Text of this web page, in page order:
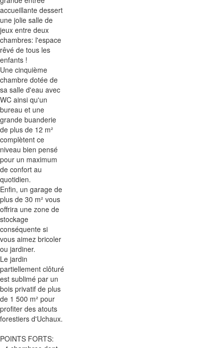
accueillante dessert
une jolie salle de
jeux entre deux
chambres: l'espace
rêvé de tous les
enfants !
Une cinquième
chambre dotée de
sa salle d'eau avec
WC ainsi qu'un
bureau et une
grande buanderie
de plus de 12 m²
complètent ce
niveau bien pensé
pour un maximum
de confort au
quotidien.
Enfin, un garage de
plus de 30 m² vous
offrira une zone de
stockage
conséquente si
vous aimez bricoler
ou jardiner.
Le jardin
partiellement clôturé
est sublimé par un
bois privatif de plus
de 1 500 m² pour
profiter des atouts
forestiers d'Uchaux.
POINTS FORTS: